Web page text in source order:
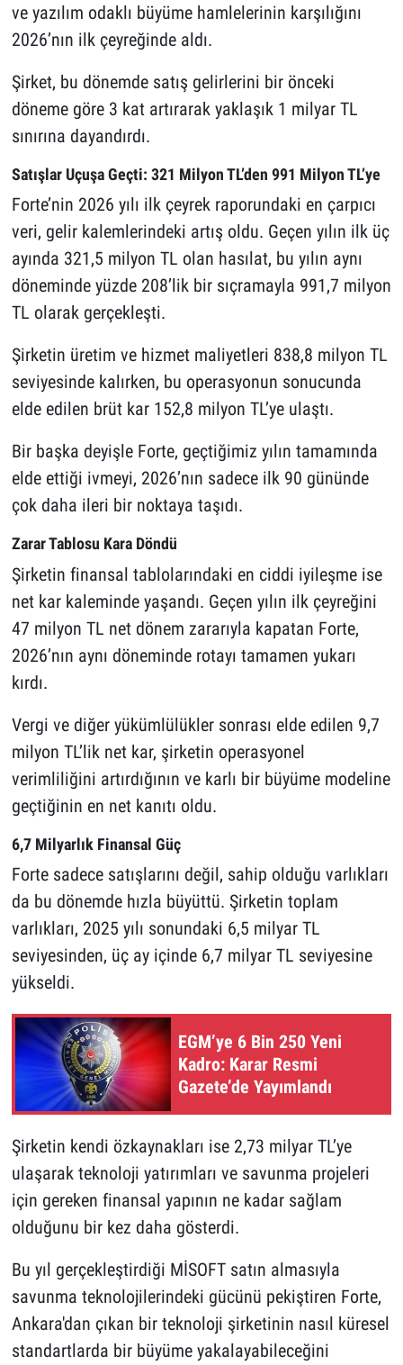
ve yazılım odaklı büyüme hamlelerinin karşılığını
2026’nın ilk çeyreğinde aldı.
Şirket, bu dönemde satış gelirlerini bir önceki
döneme göre 3 kat artırarak yaklaşık 1 milyar TL
sınırına dayandırdı.
Satışlar Uçuşa Geçti: 321 Milyon TL’den 991 Milyon TL’ye
Forte’nin 2026 yılı ilk çeyrek raporundaki en çarpıcı
veri, gelir kalemlerindeki artış oldu. Geçen yılın ilk üç
ayında 321,5 milyon TL olan hasılat, bu yılın aynı
döneminde yüzde 208’lik bir sıçramayla 991,7 milyon
TL olarak gerçekleşti.
Şirketin üretim ve hizmet maliyetleri 838,8 milyon TL
seviyesinde kalırken, bu operasyonun sonucunda
elde edilen brüt kar 152,8 milyon TL’ye ulaştı.
Bir başka deyişle Forte, geçtiğimiz yılın tamamında
elde ettiği ivmeyi, 2026’nın sadece ilk 90 gününde
çok daha ileri bir noktaya taşıdı.
Zarar Tablosu Kara Döndü
Şirketin finansal tablolarındaki en ciddi iyileşme ise
net kar kaleminde yaşandı. Geçen yılın ilk çeyreğini
47 milyon TL net dönem zararıyla kapatan Forte,
2026’nın aynı döneminde rotayı tamamen yukarı
kırdı.
Vergi ve diğer yükümlülükler sonrası elde edilen 9,7
milyon TL’lik net kar, şirketin operasyonel
verimliliğini artırdığının ve karlı bir büyüme modeline
geçtiğinin en net kanıtı oldu.
6,7 Milyarlık Finansal Güç
Forte sadece satışlarını değil, sahip olduğu varlıkları
da bu dönemde hızla büyüttü. Şirketin toplam
varlıkları, 2025 yılı sonundaki 6,5 milyar TL
seviyesinden, üç ay içinde 6,7 milyar TL seviyesine
yükseldi.
EGM’ye 6 Bin 250 Yeni
Kadro: Karar Resmi
Gazete’de Yayımlandı
Şirketin kendi özkaynakları ise 2,73 milyar TL’ye
ulaşarak teknoloji yatırımları ve savunma projeleri
için gereken finansal yapının ne kadar sağlam
olduğunu bir kez daha gösterdi.
Bu yıl gerçekleştirdiği MİSOFT satın almasıyla
savunma teknolojilerindeki gücünü pekiştiren Forte,
Ankara'dan çıkan bir teknoloji şirketinin nasıl küresel
standartlarda bir büyüme yakalayabileceğini